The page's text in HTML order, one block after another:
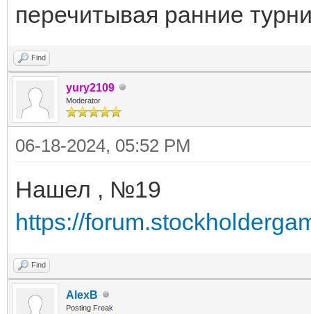
перечитывая ранние
Find
yury2109
Moderator
06-18-2024, 05:52 PM
Нашел , №19
https://
Find
AlexB
Posting Freak